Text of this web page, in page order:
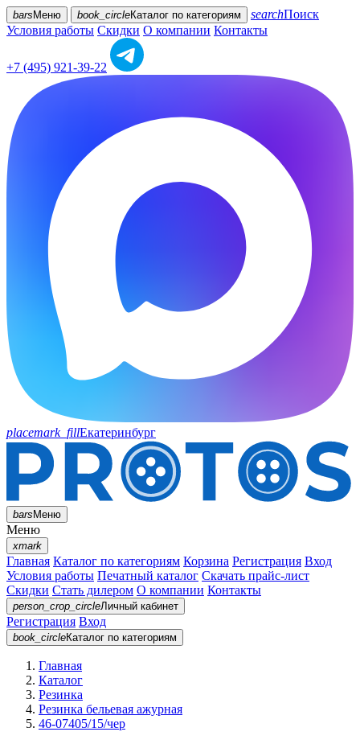
bars Меню book_circleКаталог по категориям searchПоиск
Условия работы Скидки О компании Контакты
+7 (495) 921-39-22
placemark_fillЕкатеринбург
barsМеню
Меню
xmark
Главная Каталог по категориям Корзина Регистрация Вход
Условия работы Печатный каталог Скачать прайс-лист
Скидки Стать дилером О компании Контакты
person_crop_circleЛичный кабинет
Регистрация Вход
book_circleКаталог по категориям
Главная
Каталог
Резинка
Резинка бельевая ажурная
46-07405/15/чер